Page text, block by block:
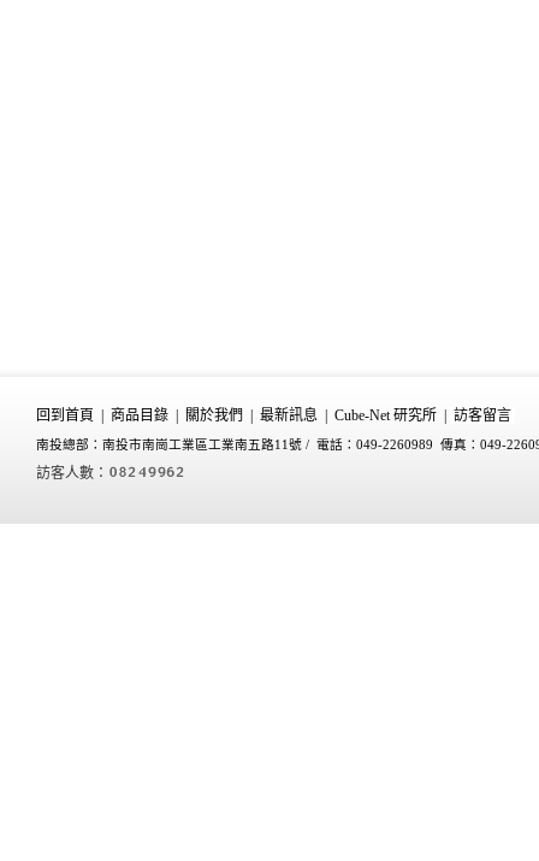
回到首頁 商品目錄 關於我們 最新訊息 Cube-Net 研究所 訪客留言
南投總部：南投市南崗工業區工業南五路11號 / 電話：049-2260989 傳真：049-
訪客人數：